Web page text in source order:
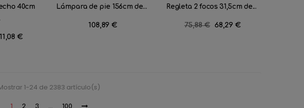
40cm
€
Lámpara de pie 156cm de...
Precio
108,89 €
Regleta 2 focos 31,5cm de...
Precio
75,88 € Precio
68,29 €
1-24 de 2383 artículo(s)
1 2 3 … 100